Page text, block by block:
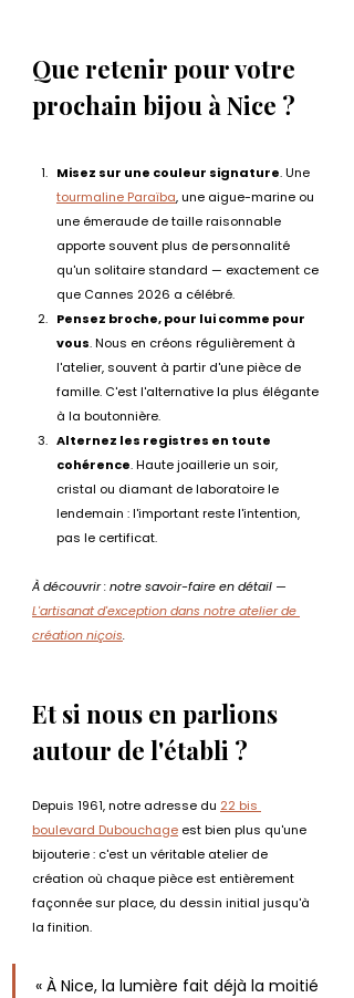
Que retenir pour votre
prochain bijou à Nice ?
Misez sur une couleur signature. Une
tourmaline Paraïba, une aigue-marine ou
une émeraude de taille raisonnable
apporte souvent plus de personnalité
qu'un solitaire standard — exactement ce
que Cannes 2026 a célébré.
Pensez broche, pour lui comme pour
vous. Nous en créons régulièrement à
l'atelier, souvent à partir d'une pièce de
famille. C'est l'alternative la plus élégante
à la boutonnière.
Alternez les registres en toute
cohérence. Haute joaillerie un soir,
cristal ou diamant de laboratoire le
lendemain : l'important reste l'intention,
pas le certificat.
À découvrir : notre savoir-faire en détail —
L'artisanat d'exception dans notre atelier de
création niçois.
Et si nous en parlions
autour de l'établi ?
Depuis 1961, notre adresse du 22 bis
boulevard Dubouchage est bien plus qu'une
bijouterie : c'est un véritable atelier de
création où chaque pièce est entièrement
façonnée sur place, du dessin initial jusqu'à
la finition.
« À Nice, la lumière fait déjà la moitié